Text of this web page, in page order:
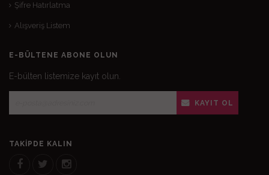
Şifre Hatırlatma
Alışveriş Listem
E-BÜLTENE ABONE OLUN
E-bülten listemize kayıt olun.
KAYIT OL
TAKIPDE KALIN